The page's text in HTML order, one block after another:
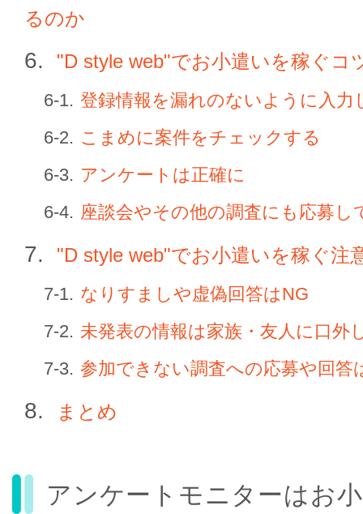
るのか
"D style web"でお小遣いを稼ぐコ
登録情報を漏れのないように入力
こまめに案件をチェックする
アンケートは正確に
座談会やその他の調査にも応募し
"D style web"でお小遣いを稼ぐ注
なりすましや虚偽回答はNG
未発表の情報は家族・友人に口外
参加できない調査への応募や回答
まとめ
アンケートモニターはお